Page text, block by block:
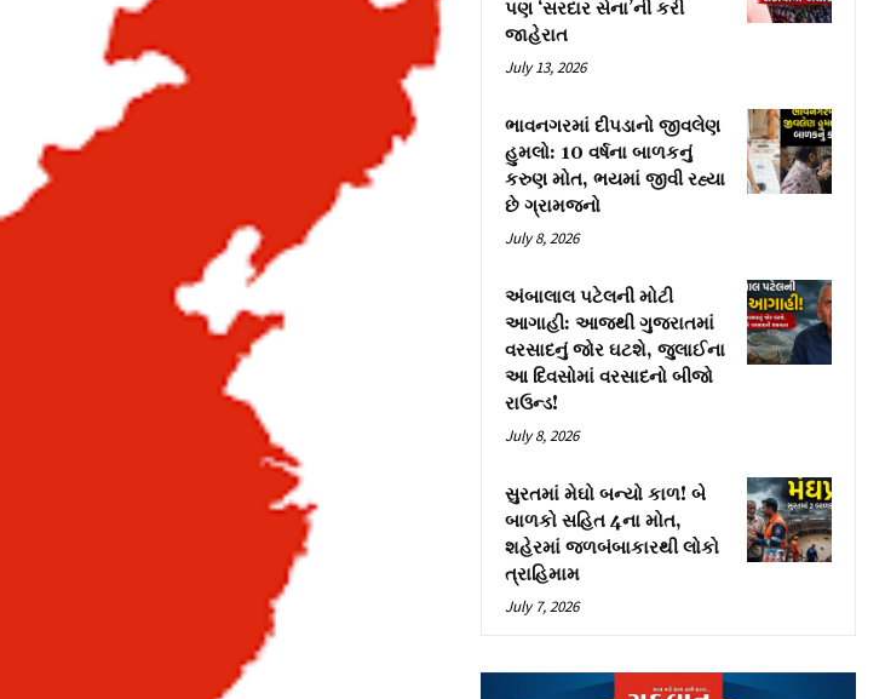
પણ ‘સરદાર સેના’ની કરી
જાહેરાત
July 13, 2026
ભાવનગરમાં દીપડાનો જીવલેણ
હુમલો: 10 વર્ષના બાળકનું
કરુણ મોત, ભયમાં જીવી રહ્યા
છે ગ્રામજનો
July 8, 2026
અંબાલાલ પટેલની મોટી
આગાહી: આજથી ગુજરાતમાં
વરસાદનું જોર ઘટશે, જુલાઈના
આ દિવસોમાં વરસાદનો બીજો
રાઉન્ડ!
July 8, 2026
સુરતમાં મેઘો બન્યો કાળ! બે
બાળકો સહિત 4ના મોત,
શહેરમાં જળબંબાકારથી લોકો
ત્રાહિમામ
July 7, 2026